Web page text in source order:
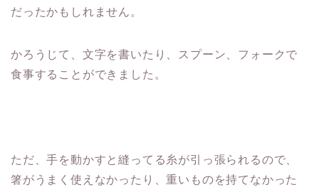
だったかもしれません。
かろうじて、文字を書いたり、スプーン、フォークで
食事することができました。
ただ、手を動かすと縫ってる糸が引っ張られるので、
箸がうまく使えなかったり、重いものを持てなかった